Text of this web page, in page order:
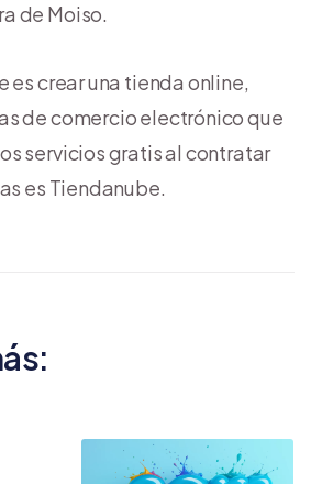
de Moiso.
es crear una tienda online,
de comercio electrónico que
servicios gratis al contratar
es Tiendanube.